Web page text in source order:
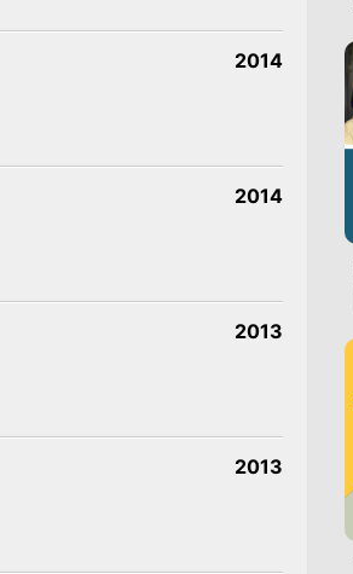
2014
2014
2013
2013